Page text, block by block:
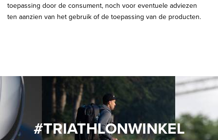
toepassing door de consument, noch voor eventuele adviezen
ten aanzien van het gebruik of de toepassing van de producten.
#TRIATHLONWINKEL